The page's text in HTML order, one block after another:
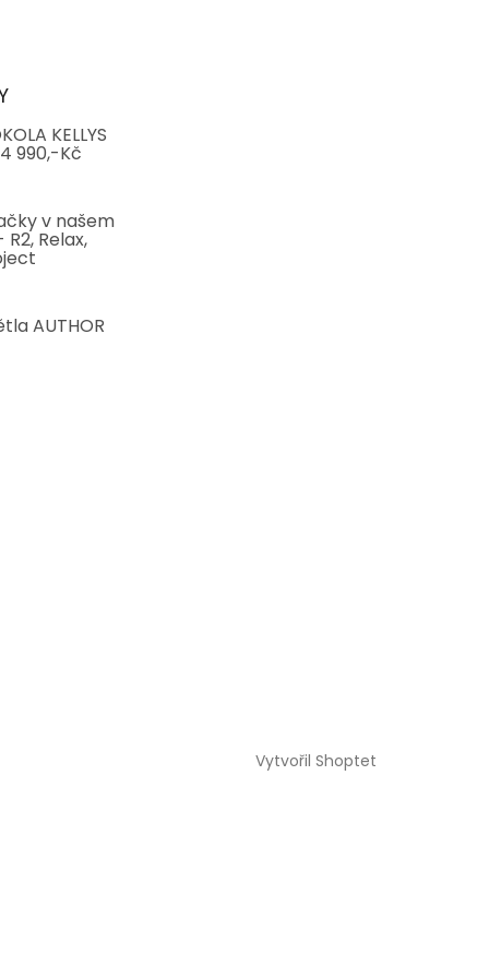
KELLYS
990,-Kč
v našem
Relax,
AUTHOR
Vytvořil Shoptet